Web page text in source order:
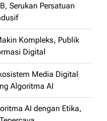
Serukan Persatuan
Kompleks, Publik
Digital
Media Digital
Algoritma AI
AI dengan Etika,